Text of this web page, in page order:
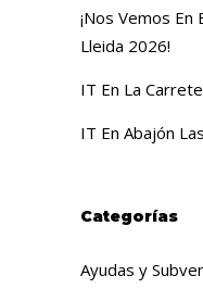
¡Nos Vemos En
Lleida 2026!
IT En La
IT En Abajón
Categorías
Ayudas y